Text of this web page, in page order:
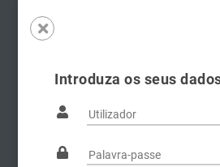
Introduza os seus
Famílias